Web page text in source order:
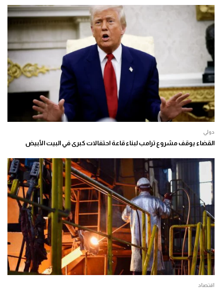
دولي
القضاء يوقف مشروع ترامب لبناء قاعة احتفالات كبرى في البيت الأبيض
اقتصاد